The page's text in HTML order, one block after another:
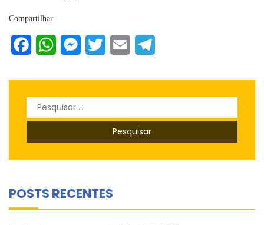
Compartilhar
FacebookWhatsAppMessenger
Twitter Email
Pesquisar
POSTS RECENTES